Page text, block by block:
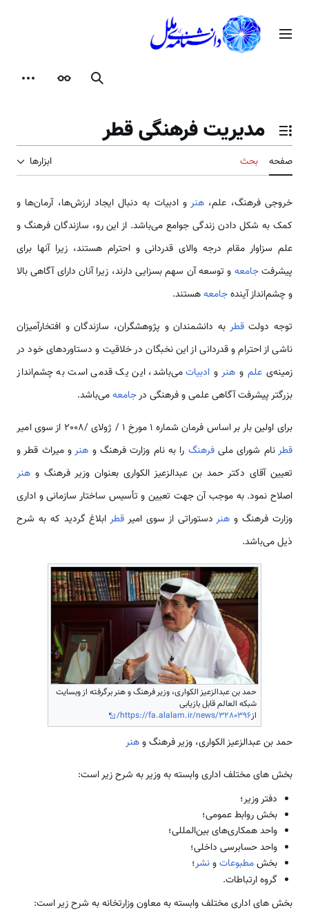
محتوامنوی اصلی
جستجوظاهر
تغییر وضعیت فهرست محتویات
مدیریت فرهنگی قطر
صفحه بحث ابزارها
خروجی فرهنگ، علم، هنرو ادبیات به دنبال ایجاد ارزش‌ها، آرمان‌ها و
کمک به شکل دادن زندگی جوامع می‌باشد. از این رو، سازندگان فرهنگ و
علم سزاوار مقام درجه والای قدردانی و احترام هستند، زیرا آنها برای
پیشرفتجامعه و توسعه آن سهم بسزایی دارند، زیرا آنان دارای آگاهی بالا
و چشم‌انداز آیندهجامعههستند.
توجه دولتقطر به دانشمندان و پژوهشگران، سازندگان و افتخارآمیزان
ناشی از احترام و قدردانی از این نخبگان در خلاقیت و دستاوردهای خود در
زمینه‌ی علم و هنر و ادبیاتمی‌باشد، این یک قدمی است به چشم‌انداز
بزرگتر پیشرفت آگاهی علمی و فرهنگی درجامعهمی‌باشد.
برای اولین بار بر اساس فرمان شماره 1 مورخ 1 / ژولای /2008 از سوی امیر
قطرنام شورای ملیفرهنگ را به نام وزارت فرهنگ و هنرو میراث قطر و
تعیین آقای دکتر حمد بن عبدالزعیز الکواری بعنوان وزیر فرهنگ و هنر
اصلاح نمود. به موجب آن جهت تعیین و تأسیس ساختار سازمانی و اداری
وزارت فرهنگ و هنردستوراتی از سوی امیر قطرابلاغ گردید که به شرح
ذیل می‌باشد.
حمد بن عبدالزعیز الکواری، وزیر فرهنگ و هنر برگرفته از وبسایت
شبکه العالم قابل بازیابی
ازhttps://fa.alalam.ir/news/3280396/
حمد بن عبدالزعیز الکواری، وزیر فرهنگ وهنر
بخش های مختلف اداری وابسته به وزیر به شرح زیر است:
دفتر وزیر؛
بخش روابط عمومی؛
واحد همکاری‌های بین‌المللی؛
واحد حسابرسی داخلی؛
بخشمطبوعاتونشر؛
گروه ارتباطات.
بخش های اداری مختلف وابسته به معاون وزارتخانه به شرح زیر است: